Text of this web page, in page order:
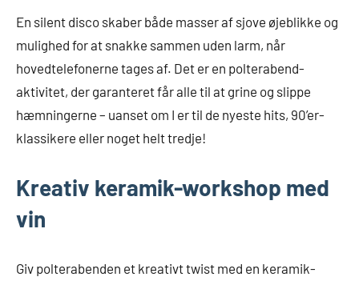
En silent disco skaber både masser af sjove øjeblikke og
mulighed for at snakke sammen uden larm, når
hovedtelefonerne tages af. Det er en polterabend-
aktivitet, der garanteret får alle til at grine og slippe
hæmningerne – uanset om I er til de nyeste hits, 90’er-
klassikere eller noget helt tredje!
Kreativ keramik-workshop med
vin
Giv polterabenden et kreativt twist med en keramik-